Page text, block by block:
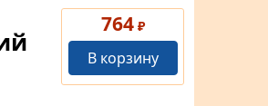
764₽
В корзину